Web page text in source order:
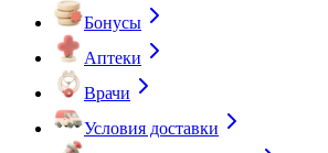
Бонусы
Аптеки
Врачи
Условия доставки